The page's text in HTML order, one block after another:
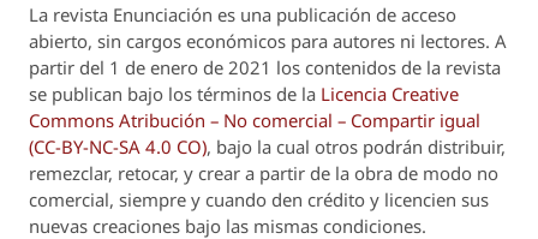
La revista Enunciación es una publicación de acceso
abierto, sin cargos económicos para autores ni lectores. A
partir del 1 de enero de 2021 los contenidos de la revista
se publican bajo los términos de la Licencia Creative
Commons Atribución – No comercial – Compartir igual
(CC-BY-NC-SA 4.0 CO), bajo la cual otros podrán distribuir,
remezclar, retocar, y crear a partir de la obra de modo no
comercial, siempre y cuando den crédito y licencien sus
nuevas creaciones bajo las mismas condiciones.